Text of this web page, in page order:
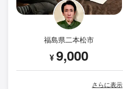
福島県二本松市
¥9,000
さらに表示